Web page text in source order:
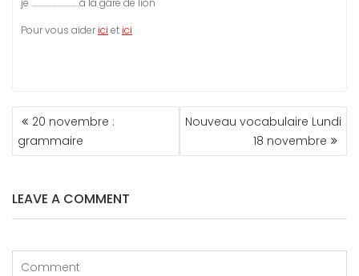
je …………………………à la gare de lion
Pour vous aider ici et ici
NAVIGATION
DE
L’ARTICLE
20 novembre :
grammaire
Nouveau vocabulaire Lundi
18 novembre
LEAVE A COMMENT